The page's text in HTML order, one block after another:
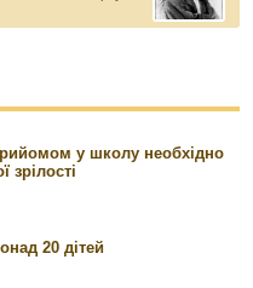
у школу необхідно
зрілості
20 дітей